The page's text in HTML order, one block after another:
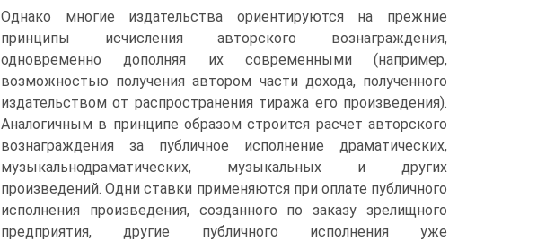
Однако многие издательства ориентируются на прежние
принципы исчисления авторского вознаграждения,
одновременно дополняя их современными (например,
возможностью получения автором части дохода, полученного
издательством от распространения тиража его произведения).
Аналогичным в принципе образом строится расчет авторского
вознаграждения за публичное исполнение драматических,
музыкальнодраматических, музыкальных и других
произведений. Одни ставки применяются при оплате публичного
исполнения произведения, созданного по заказу зрелищного
предприятия, другие публичного исполнения уже